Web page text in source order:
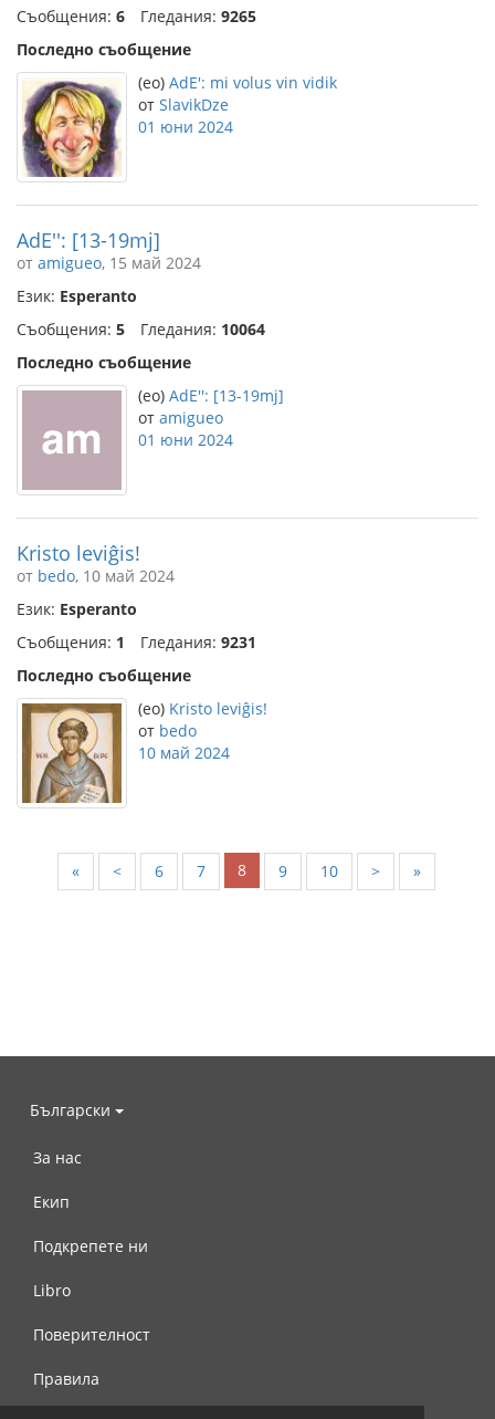
Съобщения: 6 Гледания: 9265
Последно съобщение
(eo) AdE': mi volus vin vidik
от SlavikDze
01 юни 2024
AdE'': [13-19mj]
от amigueo, 15 май 2024
Език: Esperanto
Съобщения: 5 Гледания: 10064
Последно съобщение
(eo) AdE'': [13-19mj]
от amigueo
01 юни 2024
Kristo leviĝis!
от bedo, 10 май 2024
Език: Esperanto
Съобщения: 1 Гледания: 9231
Последно съобщение
(eo) Kristo leviĝis!
от bedo
10 май 2024
« < 6 7 8 9 10 > »
Български
За нас
Екип
Подкрепете ни
Libro
Поверителност
Правила